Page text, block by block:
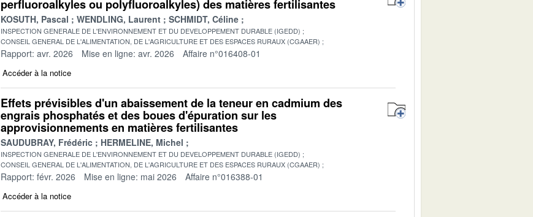
perfluoroalkyles ou polyfluoroalkyles) des matières fertilisantes
KOSUTH, Pascal WENDLING, Laurent SCHMIDT, Céline
INSPECTION GENERALE DE L'ENVIRONNEMENT ET DU DEVELOPPEMENT DURABLE (IGEDD)
CONSEIL GENERAL DE L'ALIMENTATION, DE L'AGRICULTURE ET DES ESPACES RURAUX (CGAAER)
Rapport: avr. 2026 Mise en ligne: avr. 2026 Affaire n°016408-01
Accéder à la notice
Effets prévisibles d'un abaissement de la teneur en cadmium des
engrais phosphatés et des boues d'épuration sur les
approvisionnements en matières fertilisantes
SAUDUBRAY, Frédéric HERMELINE, Michel
INSPECTION GENERALE DE L'ENVIRONNEMENT ET DU DEVELOPPEMENT DURABLE (IGEDD)
CONSEIL GENERAL DE L'ALIMENTATION, DE L'AGRICULTURE ET DES ESPACES RURAUX (CGAAER)
Rapport: févr. 2026 Mise en ligne: mai 2026 Affaire n°016388-01
Accéder à la notice